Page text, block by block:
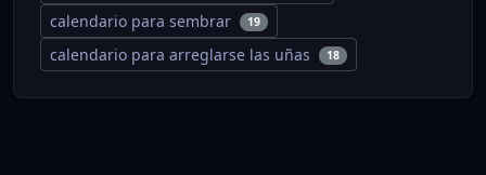
calendario para sembrar 19
calendario para arreglarse las uñas 18